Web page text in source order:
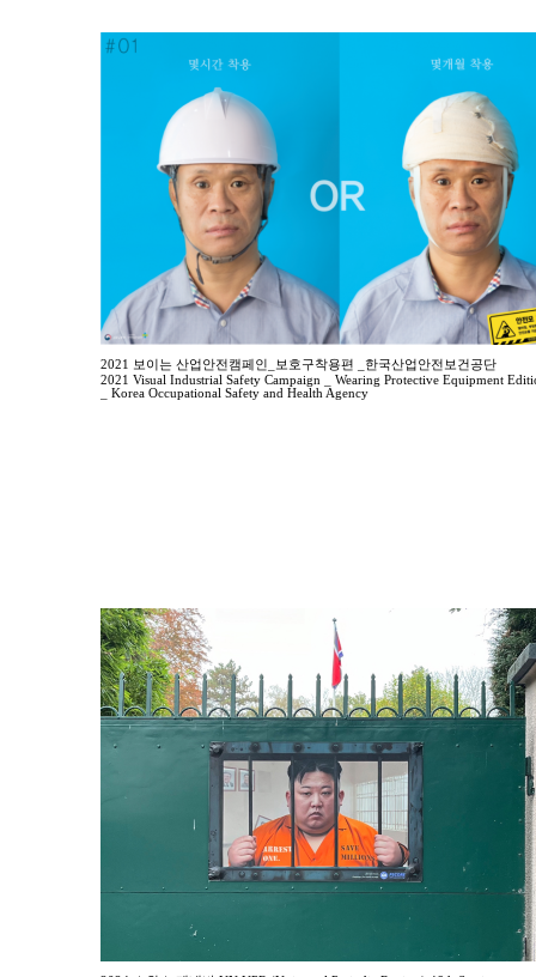
2021 보이는 산업안전캠페인_보호구착용편 _한국산업안전보건공단
2021 Visual Industrial Safety Campaign _ Wearing Protective Equipment
_ Korea Occupational Safety and Health Agency